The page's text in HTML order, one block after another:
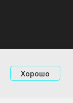
Хорошо